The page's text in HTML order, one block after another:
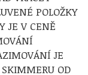
POLOŽKY
JE V CENĚ
JE
OD